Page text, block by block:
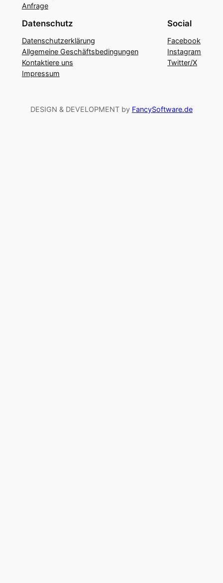
Anfrage
Datenschutz
Datenschutzerklärung
Allgemeine Geschäftsbedingungen
Kontaktiere uns
Impressum
Social
Facebook
Instagram
Twitter/X
DESIGN & DEVELOPMENT by FancySoftware.de